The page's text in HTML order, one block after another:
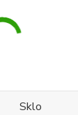
Sklo